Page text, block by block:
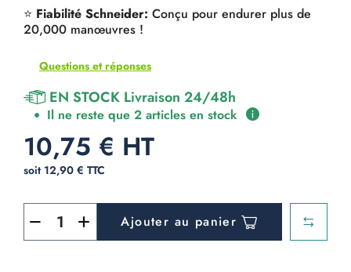
⭐ Fiabilité Schneider: Conçu pour endurer plus de
20,000 manœuvres !
Questions et réponses
EN STOCK Livraison 24/48h
Il ne reste que 2 articles en stock
10,75 € HT
soit 12,90 € TTC
Ajouter au panier